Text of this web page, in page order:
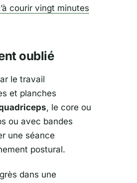
courir vingt minutes
oublié
le travail
et planches
, le core ou
ou avec bandes
une séance
postural.
dans une